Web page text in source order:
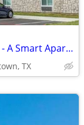
Managers Special for Your First Month - A Smart Apartment Alternative!
TX